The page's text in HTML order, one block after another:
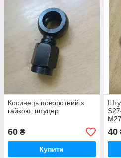
Косинець поворотний з
гайкою, штуцер
60 ₴
Купити
40